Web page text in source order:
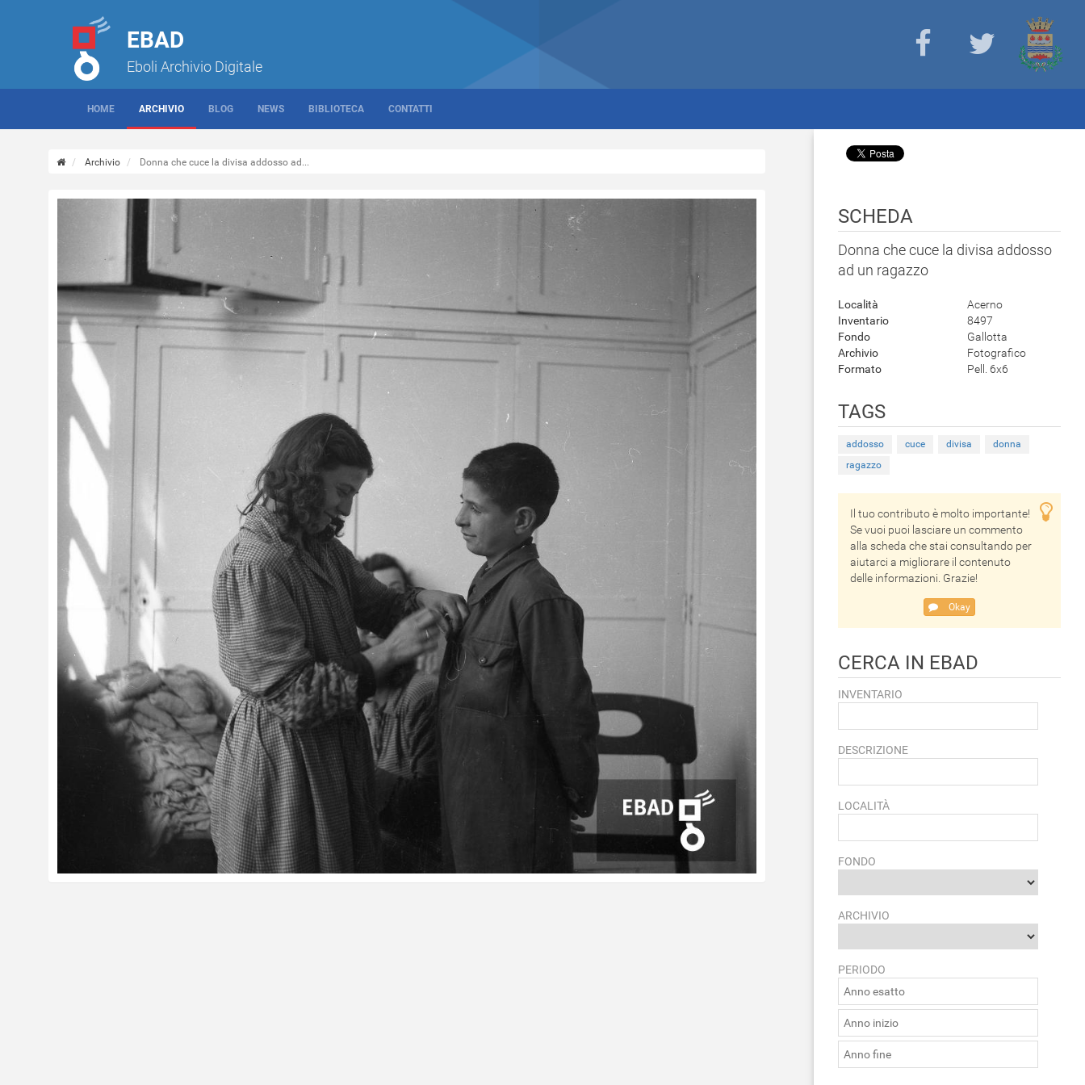
EBAD
Eboli Archivio Digitale
HOME ARCHIVIO BLOG NEWS BIBLIOTECA CONTATTI
Archivio Donna che cuce la divisa addosso ad...
SCHEDA
Donna che cuce la divisa addosso
ad un ragazzo
Località
Acerno
Inventario
8497
Fondo
Gallotta
Archivio
Fotografico
Formato
Pell. 6x6
TAGS
addosso cuce divisa
donna
ragazzo
Il tuo contributo è molto importante!
Se vuoi puoi lasciare un commento
alla scheda che stai consultando per
aiutarci a migliorare il contenuto
delle informazioni. Grazie!
Okay
CERCA IN EBAD
INVENTARIO
DESCRIZIONE
LOCALITÀ
FONDO
ARCHIVIO
PERIODO